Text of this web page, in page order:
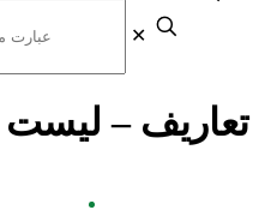
✕
تعاریف – لیست